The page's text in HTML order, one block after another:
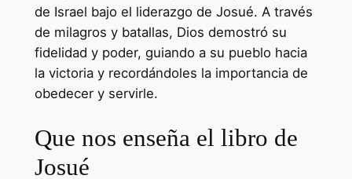
de Israel bajo el liderazgo de Josué. A través
de milagros y batallas, Dios demostró su
fidelidad y poder, guiando a su pueblo hacia
la victoria y recordándoles la importancia de
obedecer y servirle.
Que nos enseña el libro de
Josué